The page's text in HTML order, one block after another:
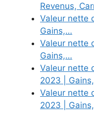
Revenus,
Valeur nette
Gains,…
Valeur nette
Gains,…
Valeur nette
2023 |
Valeur nette
2023 |